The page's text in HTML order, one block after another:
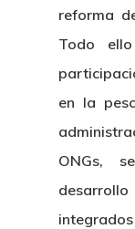
reforma
Todo
en la
ONGs,